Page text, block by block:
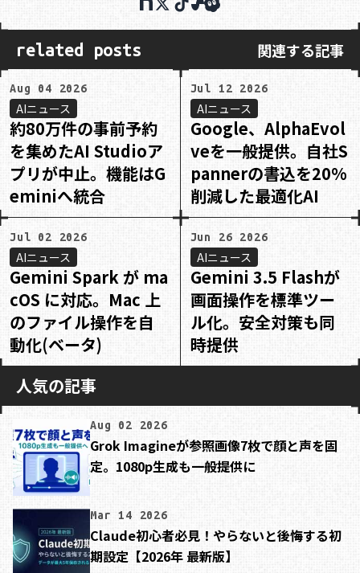
related posts 関連する記事
Aug 04 2026
AIニュース
約80万件の事前予約
を集めたAI Studioア
プリが中止。機能はG
eminiへ統合
Jul 12 2026
AIニュース
Google、AlphaEvol
veを一般提供。自社S
pannerの書込を20%
削減した最適化AI
Jul 02 2026
AIニュース
Gemini Spark が ma
cOS に対応。Mac 上
のファイル操作を自
動化(ベータ)
Jun 26 2026
AIニュース
Gemini 3.5 Flashが
画面操作を標準ツー
ル化。安全対策も同
時提供
人気の記事
Aug 02 2026
Grok Imagineが参照画像7枚で顔と声を固
定。1080p生成も一般提供に
Mar 14 2026
Claude初心者必見！やらないと後悔する初
期設定【2026年 最新版】